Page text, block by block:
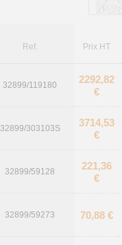
Ref. Prix HT
32899/119180
2292,82
€
32899/303103S
3714,53
€
32899/59128
221,36
€
32899/59273 70,88 €